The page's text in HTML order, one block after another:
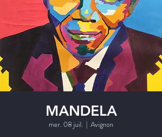
MANDELA
mer. 08 juil.
  |
Avignon